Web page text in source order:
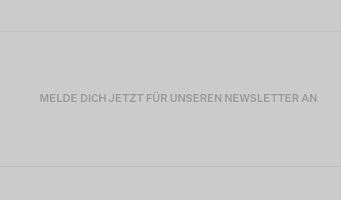
MELDE DICH JETZT FÜR UNSEREN NEWSLETTER AN